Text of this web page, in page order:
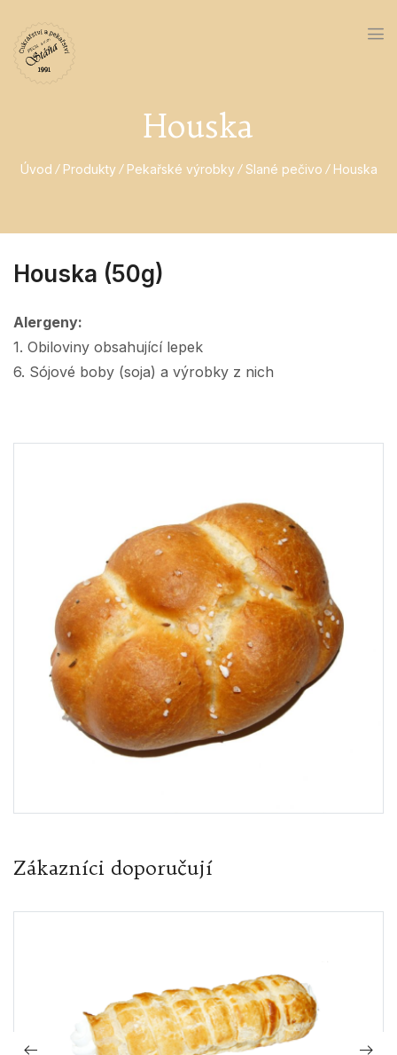
Houska
Úvod Produkty Pekařské výrobky Slané pečivo Houska
Houska (50g)
Alergeny:
1. Obiloviny obsahující lepek
6. Sójové boby (soja) a výrobky z nich
Zákazníci doporučují